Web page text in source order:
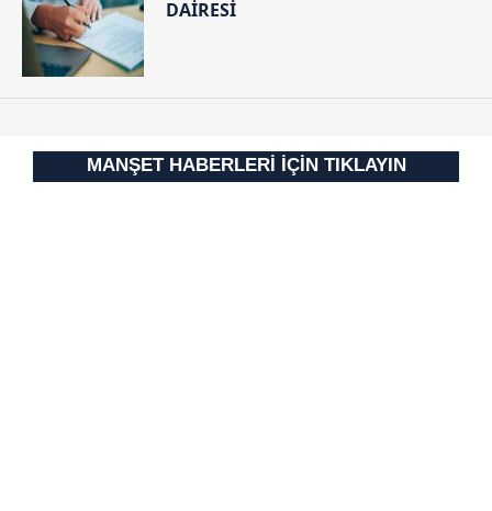
sınırlı olarak açık rızanız dahilinde kullanılacaktır.
Çerezlere ilişkin tercihlerinizi aşağıda yer alan panel
DAİRESİ
MANŞET HABERLERİ İÇİN TIKLAYIN